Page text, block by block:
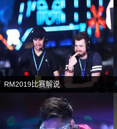
RM2019比赛解说